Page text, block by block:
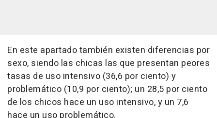
En este apartado también existen diferencias por
sexo, siendo las chicas las que presentan peores
tasas de uso intensivo (36,6 por ciento) y
problemático (10,9 por ciento); un 28,5 por ciento
de los chicos hace un uso intensivo, y un 7,6
hace un uso problemático.